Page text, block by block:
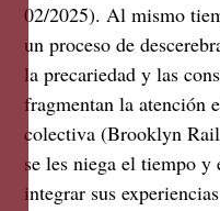
02/2025). Al mismo
un proceso de
la precariedad y las
fragmentan la atención
colectiva (Brooklyn
se les niega el tiempo y
integrar sus